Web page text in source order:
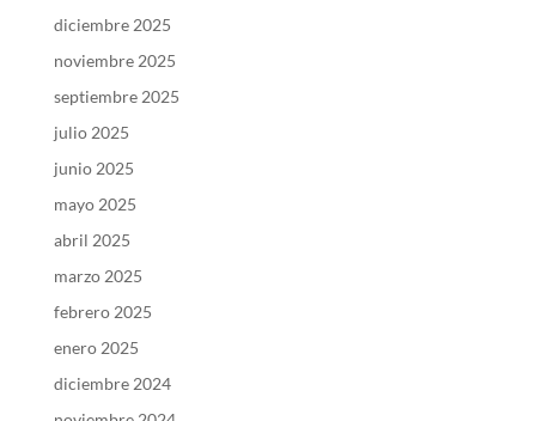
diciembre 2025
noviembre 2025
septiembre 2025
julio 2025
junio 2025
mayo 2025
abril 2025
marzo 2025
febrero 2025
enero 2025
diciembre 2024